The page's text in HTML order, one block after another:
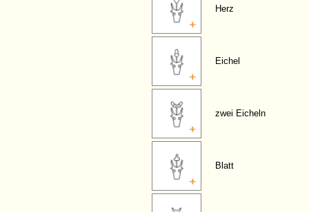
Herz
Eichel
zwei Eicheln
Blatt